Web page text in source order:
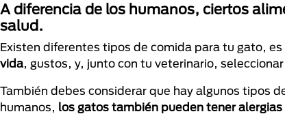
A diferencia de los humanos, ciertos
salud.
Existen diferentes tipos de comida para tu gato,
vida, gustos, y, junto con tu veterinario,
También debes considerar que hay algunos tipos
humanos, los gatos también pueden tener